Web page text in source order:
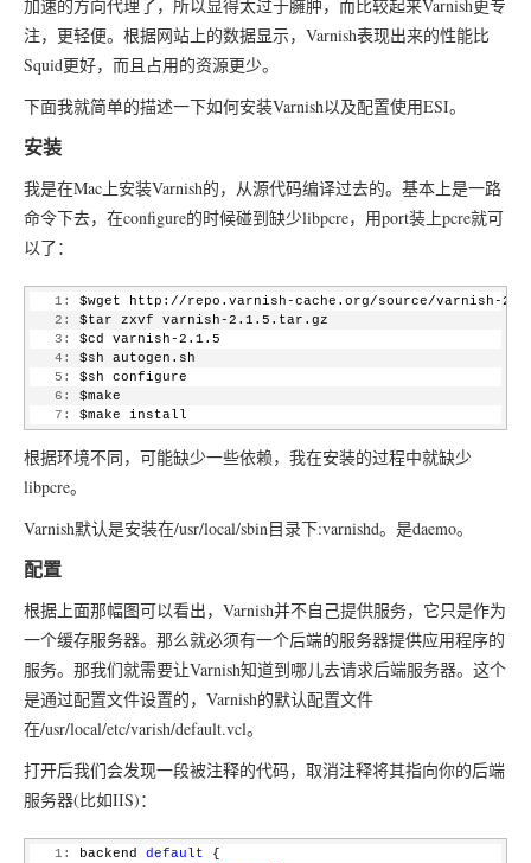
加速的方向代理了，所以显得太过于臃肿，而比较起来Varnish更专
注，更轻便。根据网站上的数据显示，Varnish表现出来的性能比
Squid更好，而且占用的资源更少。
下面我就简单的描述一下如何安装Varnish以及配置使用ESI。
安装
我是在Mac上安装Varnish的，从源代码编译过去的。基本上是一路
命令下去，在configure的时候碰到缺少libpcre，用port装上pcre就可
以了：
   1:
$wget http://repo.varnish-cache.org/source/varnish-
   2:
$tar zxvf varnish-2.1.5.tar.gz
   3:
$cd varnish-2.1.5
   4:
$sh autogen.sh
   5:
$sh configure
   6:
$make
   7:
$make install
根据环境不同，可能缺少一些依赖，我在安装的过程中就缺少
libpcre。
Varnish默认是安装在/usr/local/sbin目录下:varnishd。是daemo。
配置
根据上面那幅图可以看出，Varnish并不自己提供服务，它只是作为
一个缓存服务器。那么就必须有一个后端的服务器提供应用程序的
服务。那我们就需要让Varnish知道到哪儿去请求后端服务器。这个
是通过配置文件设置的，Varnish的默认配置文件
在/usr/local/etc/varish/default.vcl。
打开后我们会发现一段被注释的代码，取消注释将其指向你的后端
服务器(比如IIS)：
   1:
backend default {